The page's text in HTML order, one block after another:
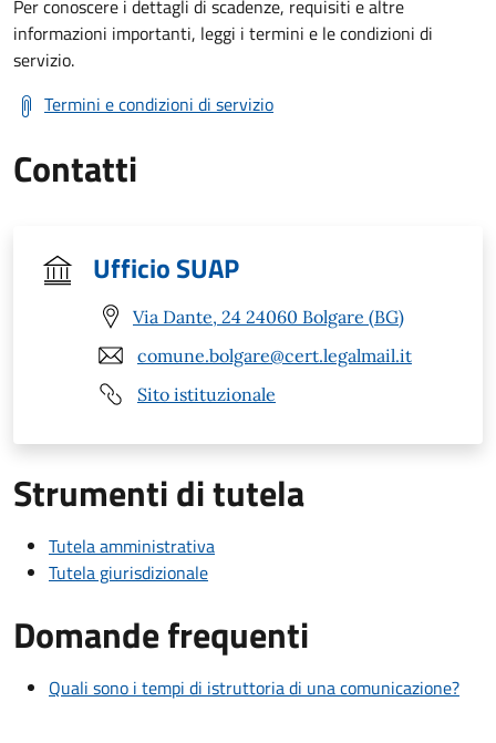
Per conoscere i dettagli di scadenze, requisiti e altre
informazioni importanti, leggi i termini e le condizioni di
servizio.
Termini e condizioni di servizio
Contatti
Ufficio SUAP
Via Dante, 24 24060 Bolgare (BG)
comune.bolgare@cert.legalmail.it
Sito istituzionale
Strumenti di tutela
Tutela amministrativa
Tutela giurisdizionale
Domande frequenti
Quali sono i tempi di istruttoria di una comunicazione?